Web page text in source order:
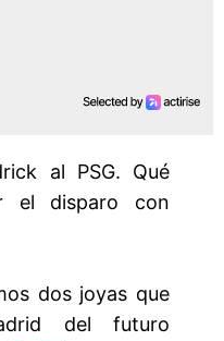
al PSG. Qué
el disparo con
dos joyas que
del futuro